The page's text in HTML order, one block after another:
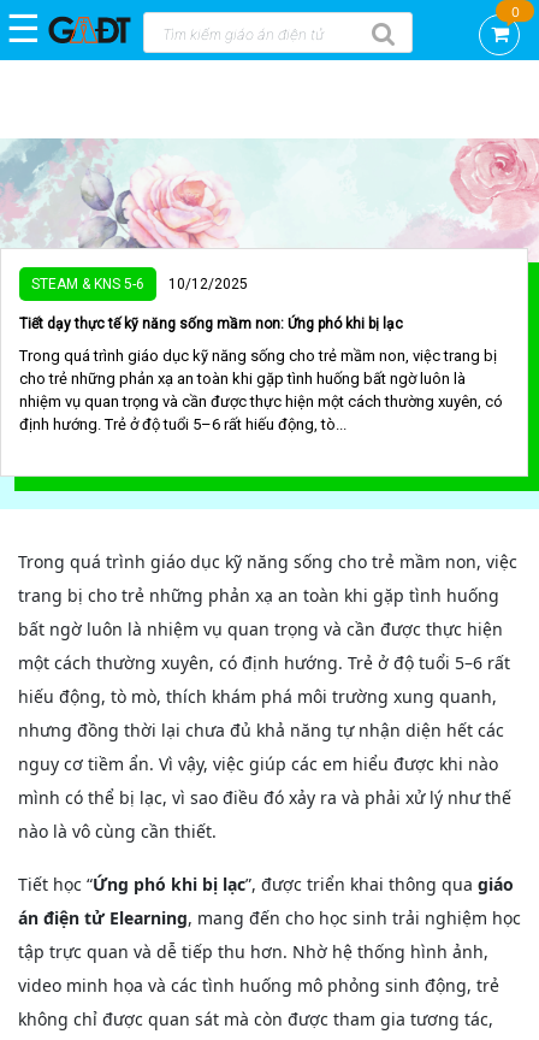
DEMO
GAĐT
KNS
-
CTCP
VIỆN
KHOA
HỌC
TOÀN
VIỆT
NAM
STEAM
GAĐT
Kỹ
sống
Mầm
Cộng
Bảng
giá
☰ 0
STEAM & KNS 5-6 10/12/2025
Tiết dạy thực tế kỹ năng sống mầm non: Ứng phó khi bị lạc
Trong quá trình giáo dục kỹ năng sống cho trẻ mầm non, việc trang bị
cho trẻ những phản xạ an toàn khi gặp tình huống bất ngờ luôn là
nhiệm vụ quan trọng và cần được thực hiện một cách thường xuyên, có
định hướng. Trẻ ở độ tuổi 5–6 rất hiếu động, tò...
Trong quá trình giáo dục kỹ năng sống cho trẻ mầm non, việc
trang bị cho trẻ những phản xạ an toàn khi gặp tình huống
bất ngờ luôn là nhiệm vụ quan trọng và cần được thực hiện
một cách thường xuyên, có định hướng. Trẻ ở độ tuổi 5–6 rất
hiếu động, tò mò, thích khám phá môi trường xung quanh,
nhưng đồng thời lại chưa đủ khả năng tự nhận diện hết các
nguy cơ tiềm ẩn. Vì vậy, việc giúp các em hiểu được khi nào
mình có thể bị lạc, vì sao điều đó xảy ra và phải xử lý như thế
nào là vô cùng cần thiết.
Tiết học “Ứng phó khi bị lạc”, được triển khai thông qua giáo
án điện tử Elearning, mang đến cho học sinh trải nghiệm học
tập trực quan và dễ tiếp thu hơn. Nhờ hệ thống hình ảnh,
video minh họa và các tình huống mô phỏng sinh động, trẻ
không chỉ được quan sát mà còn được tham gia tương tác,